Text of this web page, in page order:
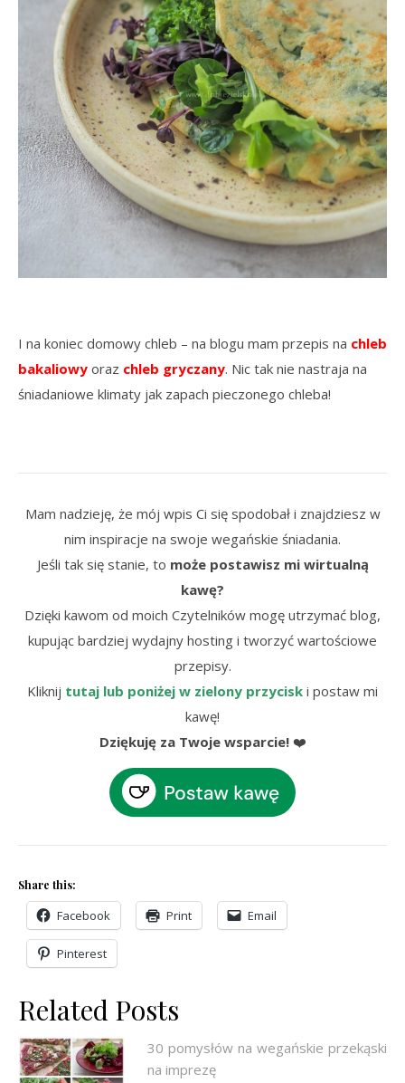
I na koniec domowy chleb – na blogu mam przepis na chleb
bakaliowy oraz chleb gryczany. Nic tak nie nastraja na
śniadaniowe klimaty jak zapach pieczonego chleba!
Mam nadzieję, że mój wpis Ci się spodobał i znajdziesz w
nim inspiracje na swoje wegańskie śniadania.
Jeśli tak się stanie, to może postawisz mi wirtualną
kawę?
Dzięki kawom od moich Czytelników mogę utrzymać blog,
kupując bardziej wydajny hosting i tworzyć wartościowe
przepisy.
Kliknij tutaj lub poniżej w zielony przycisk i postaw mi
kawę!
Dziękuję za Twoje wsparcie!❤️
Share this:
Facebook Print Email
Pinterest
Related Posts
30 pomysłów na wegańskie przekąski
na imprezę